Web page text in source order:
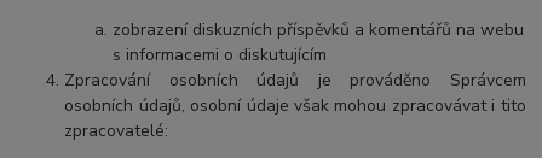
zobrazení diskuzních příspěvků a komentářů na webu
s informacemi o diskutujícím
Zpracování osobních údajů je prováděno Správcem
osobních údajů, osobní údaje však mohou zpracovávat i tito
zpracovatelé: